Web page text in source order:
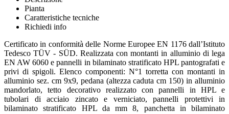
Pianta
Caratteristiche tecniche
Richiedi info
Certificato in conformità delle Norme Europee EN 1176 dall’Istituto
Tedesco TÜV - SÜD. Realizzata con montanti in alluminio di lega
EN AW 6060 e pannelli in bilaminato stratificato HPL pantografati e
privi di spigoli. Elenco componenti: N°1 torretta con montanti in
alluminio sez. cm 9x9, pedana (altezza caduta cm 150) in alluminio
mandorlato, tetto decorativo realizzato con pannelli in HPL e
tubolari di acciaio zincato e verniciato, pannelli protettivi in
bilaminato stratificato HPL da mm 8, panchetta in bilaminato